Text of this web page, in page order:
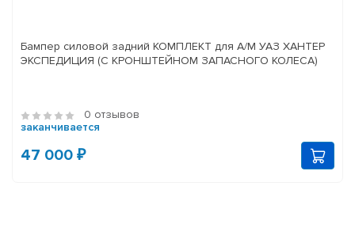
Бампер силовой задний КОМПЛЕКТ для А/М УАЗ ХАНТЕР
ЭКСПЕДИЦИЯ (С КРОНШТЕЙНОМ ЗАПАСНОГО КОЛЕСА)
0 отзывов
заканчивается
47 000 ₽